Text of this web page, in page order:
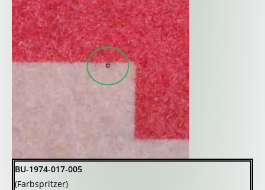
BU-1974-017-005
(Farbspritzer)